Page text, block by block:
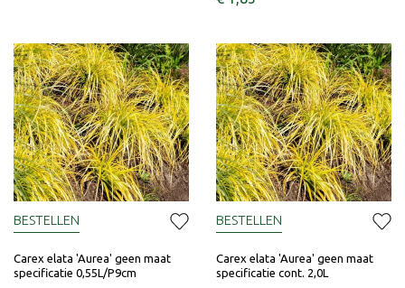
Carex elata 'Aurea' geen maat
specificatie 0,55L/P9cm
BESTELLEN
Carex elata 'Aurea' geen maat
specificatie cont. 2,0L
BESTELLEN